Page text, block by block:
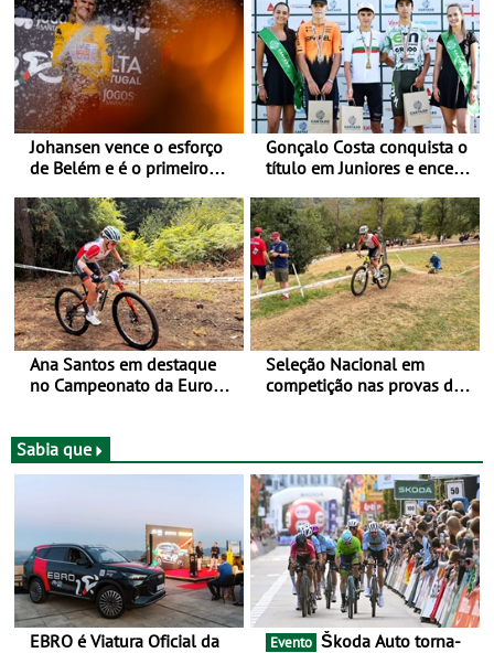
Johansen vence o esforço
de Belém e é o primeiro
a Portugal - Prova decorre
entre 5 e 16 de Agosto
Gonçalo Costa conquista o
título em Juniores e encerra
no Cartaxo
Ana Santos em destaque
no Campeonato da Europa
Seleção Nacional em
competição nas provas de
Sabia que
EBRO é Viatura Oficial da
Evento